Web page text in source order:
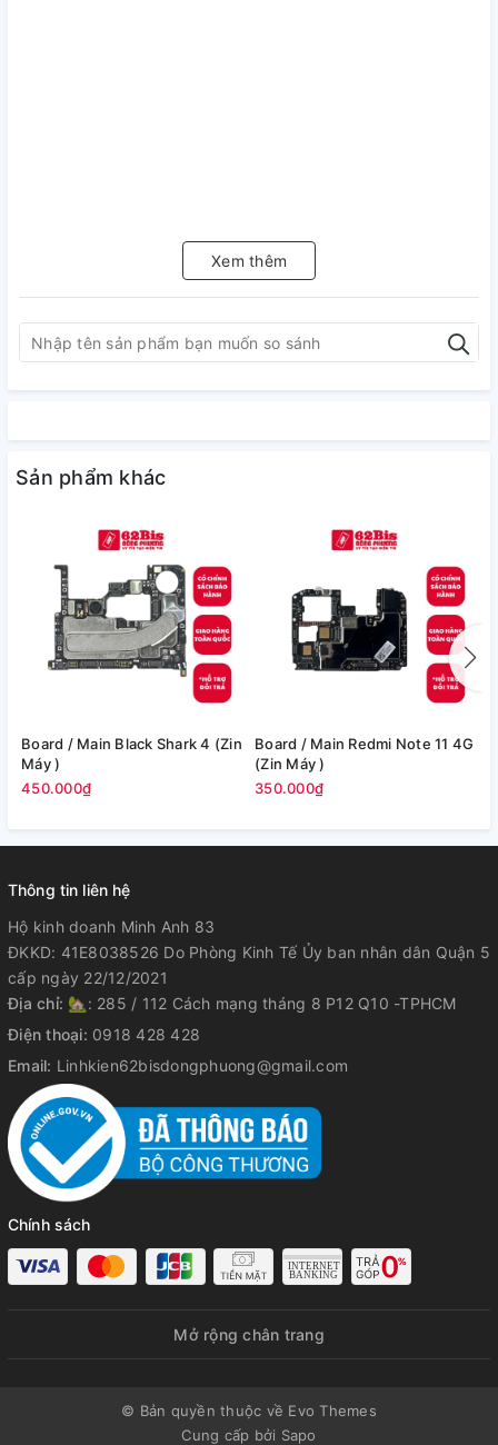
Xem thêm
Sản phẩm khác
Board / Main Black Shark 4 (Zin
Máy )
450.000₫
Board / Main Redmi Note 11 4G
(Zin Máy )
350.000₫
Thông tin liên hệ
Hộ kinh doanh Minh Anh 83
ĐKKD: 41E8038526 Do Phòng Kinh Tế Ủy ban nhân dân Quận 5
cấp ngày 22/12/2021
Địa chỉ: 🏡: 285 / 112 Cách mạng tháng 8 P12 Q10 -TPHCM
Điện thoại: 0918 428 428
Email: Linhkien62bisdongphuong@gmail.com
Chính sách
Mở rộng chân trang
© Bản quyền thuộc về Evo Themes
Cung cấp bởi Sapo